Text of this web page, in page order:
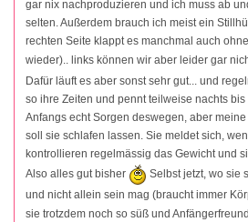
gar nix nachproduzieren und ich muss ab
selten. Außerdem brauch ich meist ein
rechten Seite klappt es manchmal auch
wieder).. links können wir aber leider gar
Dafür läuft es aber sonst sehr gut... und
so ihre Zeiten und pennt teilweise nachts
Anfangs echt Sorgen deswegen, aber
soll sie schlafen lassen. Sie meldet sich,
kontrollieren regelmässig das Gewicht und
Also alles gut bisher
Selbst jetzt, wo sie
und nicht allein sein mag (braucht immer
sie trotzdem noch so süß und